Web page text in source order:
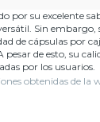
por su excelente
Sin embargo,
de cápsulas por
pesar de esto, su
por los usuarios.
obtenidas de la